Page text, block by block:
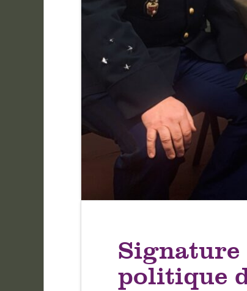
Signature
politique